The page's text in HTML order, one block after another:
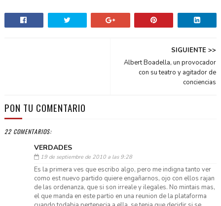
SIGUIENTE >>
Albert Boadella, un provocador
con su teatro y agitador de
conciencias
PON TU COMENTARIO
22 COMENTARIOS:
VERDADES
19 de septiembre de 2010 a las 9:28
Es la primera ves que escribo algo, pero me indigna tanto ver
como est nuevo partido quiere engañarnos, ojo con ellos rajan
de las ordenanza, que si son irreale y ilegales. No mintais mas,
el que manda en este partio en una reunion de la plataforma